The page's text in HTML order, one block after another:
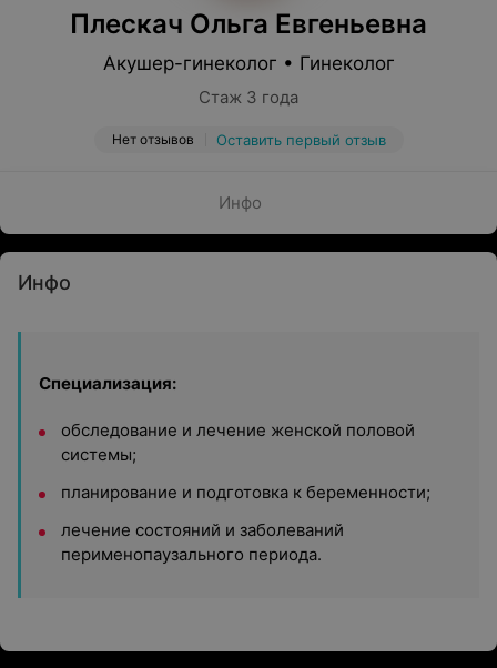
Плескач Ольга Евгеньевна
Акушер-гинеколог • Гинеколог
Стаж 3 года
Нет отзывов Оставить первый отзыв
Инфо
Инфо
Специализация:
обследование и лечение женской половой
системы;
планирование и подготовка к беременности;
лечение состояний и заболеваний
перименопаузального периода.